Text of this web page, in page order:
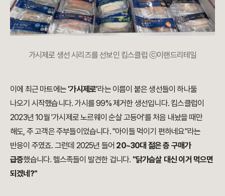
가시제로 생선 시리즈를 선보인 킴스클럽 ⓒ이랜드리테일
이에 최근 마트에는 '가시제로'라는 이름이 붙은 생선들이 하나둘
나오기 시작했습니다. 가시를 99% 제거한 생선입니다. 킴스클럽이
2023년 10월 '가시제로 노르웨이 순살 고등어'를 처음 내놨을 때만
해도, 주 고객은 주부들이었습니다. "아이들 먹이기 편하네요"라는
반응이 주였죠. 그런데 2025년 들어 20~30대 젊은 층 구매가
급증했습니다. 헬스족들이 발견한 겁니다. "닭가슴살 대신 이거 먹으면
되겠네?"